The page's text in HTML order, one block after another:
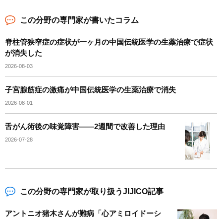
この分野の専門家が書いたコラム
脊柱管狭窄症の症状が一ヶ月の中国伝統医学の生薬治療で症状
が消失した
2026-08-03
子宮腺筋症の激痛が中国伝統医学の生薬治療で消失
2026-08-01
舌がん術後の味覚障害――2週間で改善した理由
2026-07-28
この分野の専門家が取り扱うJIJICO記事
アントニオ猪木さんが難病「心アミロイドーシ